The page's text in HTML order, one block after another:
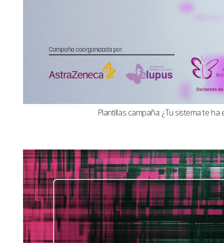
Plantillas campaña: ¿Tu sistema te